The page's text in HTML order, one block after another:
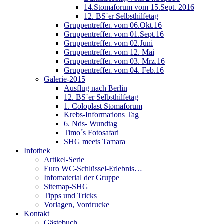
14.Stomaforum vom 15.Sept. 2016
12. BS´er Selbsthilfetag
Gruppentreffen vom 06.Okt.16
Gruppentreffen vom 01.Sept.16
Gruppentreffen vom 02.Juni
Gruppentreffen vom 12. Mai
Gruppentreffen vom 03. Mrz.16
Gruppentreffen vom 04. Feb.16
Galerie-2015
Ausflug nach Berlin
12. BS´er Selbsthilfetag
1. Coloplast Stomaforum
Krebs-Informations Tag
6. Nds- Wundtag
Timo´s Fotosafari
SHG meets Tamara
Infothek
Artikel-Serie
Euro WC-Schlüssel-Erlebnis…
Infomaterial der Gruppe
Sitemap-SHG
Tipps und Tricks
Vorlagen, Vordrucke
Kontakt
Gästebuch